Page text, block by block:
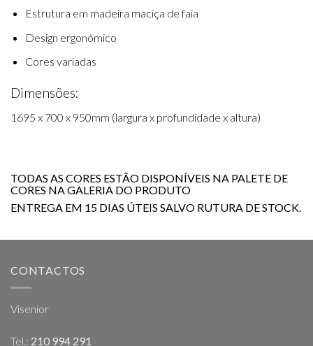
Estrutura em madeira maciça de faia
Design ergonómico
Cores variadas
Dimensões:
1695 x 700 x 950mm (largura x profundidade x altura)
TODAS AS CORES ESTÃO DISPONÍVEIS NA PALETE DE
CORES NA GALERIA DO PRODUTO
ENTREGA EM 15 DIAS ÚTEIS SALVO RUTURA DE STOCK.
CONTACTOS
Visenior
Tel.: 210 994 291